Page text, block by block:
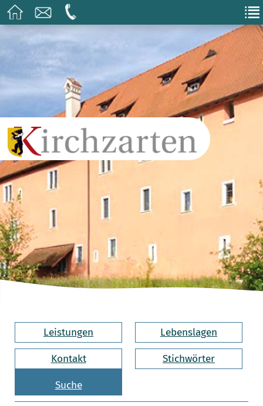
Leistungen Lebenslagen
Kontakt Stichwörter
Suche